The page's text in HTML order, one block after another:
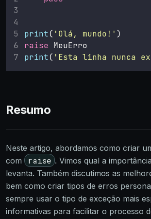
print( ' Olá, mundo! ' )
raise MeuErro
print( ' Esta linha nunca
Resumo
Neste artigo, abordamos como criar
com
raise . Vimos qual a
levanta. Também discutimos as
bem como criar tipos de erros
sempre usar o tipo de exceção mais
informativas para facilitar o processo